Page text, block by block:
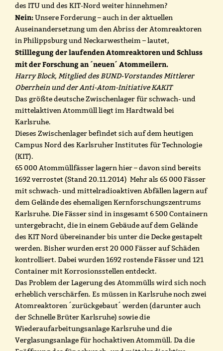
des ITU und des KIT-Nord weiter hinnehmen?
Nein:Unsere Forderung – auch in der aktuellen
Auseinandersetzung um den Abriss der Atomreaktoren
in Philippsburg und Neckarwestheim – lautet,
Stilllegung der laufenden Atomreaktoren und Schluss
mit der Forschung an ´neuen´ Atommeilern.
Harry Block, Mitglied des BUND-Vorstandes Mittlerer
Oberrhein und der Anti-Atom-Initiative KAKIT
Das größte deutsche Zwischenlager für schwach- und
mittelaktiven Atommüll liegt im Hardtwald bei
Karlsruhe.
Dieses Zwischenlager befindet sich auf dem heutigen
Campus Nord des Karlsruher Institutes für Technologie
(KIT).
65 000 Atommüllfässer lagern hier – davon sind bereits
1692 verrostet (Stand 20.11.2014) Mehr als 65 000 Fässer
mit schwach- und mittelradioaktiven Abfällen lagern auf
dem Gelände des ehemaligen Kernforschungszentrums
Karlsruhe. Die Fässer sind in insgesamt 6 500 Containern
untergebracht, die in einem Gebäude auf dem Gelände
des KIT Nord übereinander bis unter die Decke gestapelt
werden. Bisher wurden erst 20 000 Fässer auf Schäden
kontrolliert. Dabei wurden 1692 rostende Fässer und 121
Container mit Korrosionsstellen entdeckt.
Das Problem der Lagerung des Atommülls wird sich noch
erheblich verschärfen. Es müssen in Karlsruhe noch zwei
Atomreaktoren ´zurückgebaut´ werden (darunter auch
der Schnelle Brüter Karlsruhe) sowie die
Wiederaufarbeitungsanlage Karlsruhe und die
Verglasungsanlage für hochaktiven Atommüll. Da die